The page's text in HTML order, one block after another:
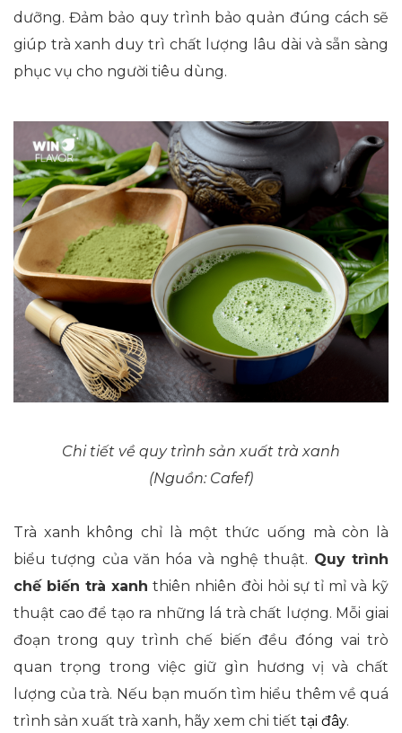
dưỡng. Đảm bảo quy trình bảo quản đúng cách sẽ
giúp trà xanh duy trì chất lượng lâu dài và sẵn sàng
phục vụ cho người tiêu dùng.
Chi tiết về quy trình sản xuất trà xanh
(Nguồn: Cafef)
Trà xanh không chỉ là một thức uống mà còn là
biểu tượng của văn hóa và nghệ thuật. Quy trình
chế biến trà xanh thiên nhiên đòi hỏi sự tỉ mỉ và kỹ
thuật cao để tạo ra những lá trà chất lượng. Mỗi giai
đoạn trong quy trình chế biến đều đóng vai trò
quan trọng trong việc giữ gìn hương vị và chất
lượng của trà. Nếu bạn muốn tìm hiểu thêm về quá
trình sản xuất trà xanh, hãy xem chi tiết tại đây.